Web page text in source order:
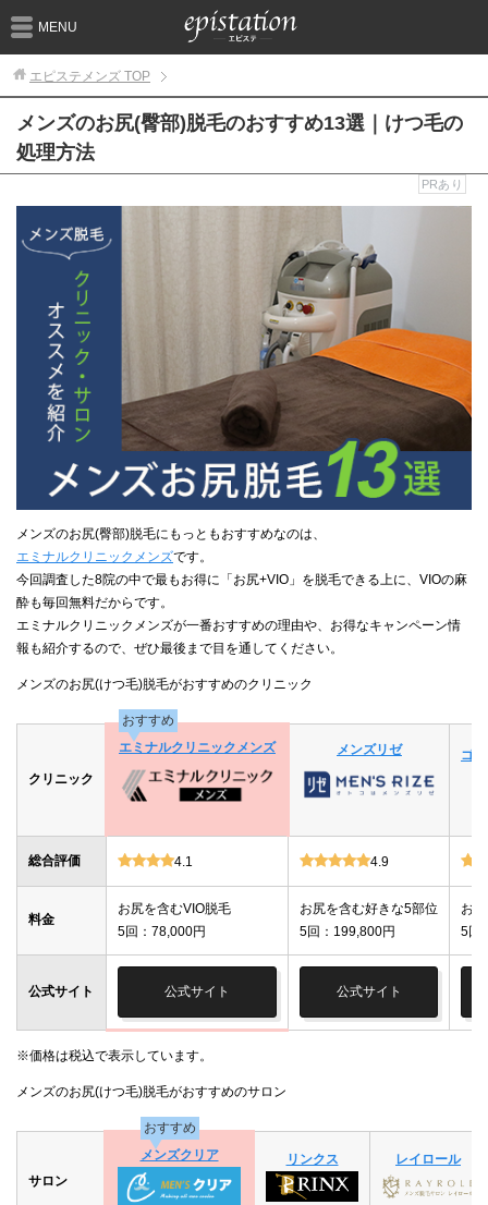
MENU
エピステメンズ TOP
メンズのお尻(臀部)脱毛のおすすめ13選｜けつ毛の
処理方法
PRあり
メンズのお尻(臀部)脱毛にもっともおすすめなのは、
エミナルクリニックメンズです。
今回調査した8院の中で最もお得に「お尻+VIO」を脱毛できる上に、VIOの麻
酔も毎回無料だからです。
エミナルクリニックメンズが一番おすすめの理由や、お得なキャンペーン情
報も紹介するので、ぜひ最後まで目を通してください。
メンズのお尻(けつ毛)脱毛がおすすめのクリニック
クリニック
おすすめ
エミナルクリニックメンズ
メンズリゼ ゴ
総合評価 4.1 4.9
料金
お尻を含むVIO脱毛
5回：78,000円
お尻を含む好きな5部位
5回：199,800円
お
5回
公式サイト 公式サイト 公式サイト
※価格は税込で表示しています。
メンズのお尻(けつ毛)脱毛がおすすめのサロン
サロン
おすすめ
メンズクリア
リンクス レイロール